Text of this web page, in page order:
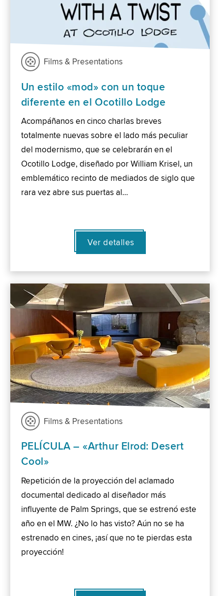
Films & Presentations
Un estilo «mod» con un toque
diferente en el Ocotillo Lodge
Acompáñanos en cinco charlas breves
totalmente nuevas sobre el lado más peculiar
del modernismo, que se celebrarán en el
Ocotillo Lodge, diseñado por William Krisel, un
emblemático recinto de mediados de siglo que
rara vez abre sus puertas al…
Ver detalles
Films & Presentations
PELÍCULA – «Arthur Elrod: Desert
Cool»
Repetición de la proyección del aclamado
documental dedicado al diseñador más
influyente de Palm Springs, que se estrenó este
año en el MW. ¿No lo has visto? Aún no se ha
estrenado en cines, ¡así que no te pierdas esta
proyección!